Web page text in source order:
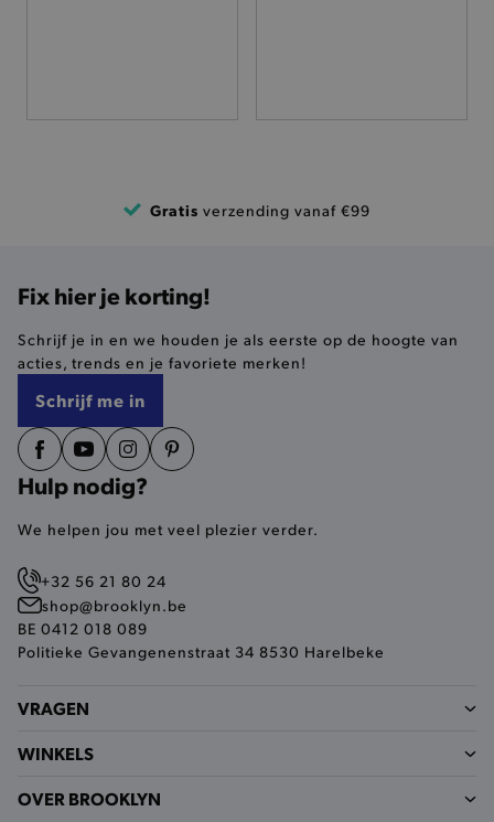
Gratis verzending vanaf €99
Fix hier je korting!
Schrijf je in en we houden je als eerste op de hoogte van
acties, trends en je favoriete merken!
Schrijf me in
Hulp nodig?
We helpen jou met veel plezier verder.
+32 56 21 80 24
shop@brooklyn.be
BE 0412 018 089
Politieke Gevangenenstraat 34 8530 Harelbeke
VRAGEN
WINKELS
OVER BROOKLYN
smulervaring op de site en zorgen ervoor dat de
selected-val
pickupStoreVal